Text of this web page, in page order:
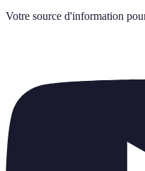
Votre source d'information